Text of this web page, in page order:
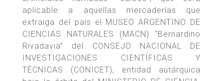
aplicable a aquellas mercaderías que
extraiga del país el MUSEO ARGENTINO DE
CIENCIAS NATURALES (MACN) “Bernardino
Rivadavia” del CONSEJO NACIONAL DE
INVESTIGACIONES CIENTÍFICAS Y
TÉCNICAS (CONICET), entidad autárquica